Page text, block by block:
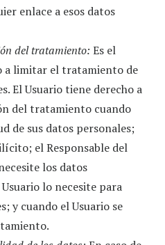
enlace a esos datos
del tratamiento: Es el
a limitar el tratamiento de
El Usuario tiene derecho a
del tratamiento cuando
de sus datos personales;
el Responsable del
los datos
lo necesite para
y cuando el Usuario se